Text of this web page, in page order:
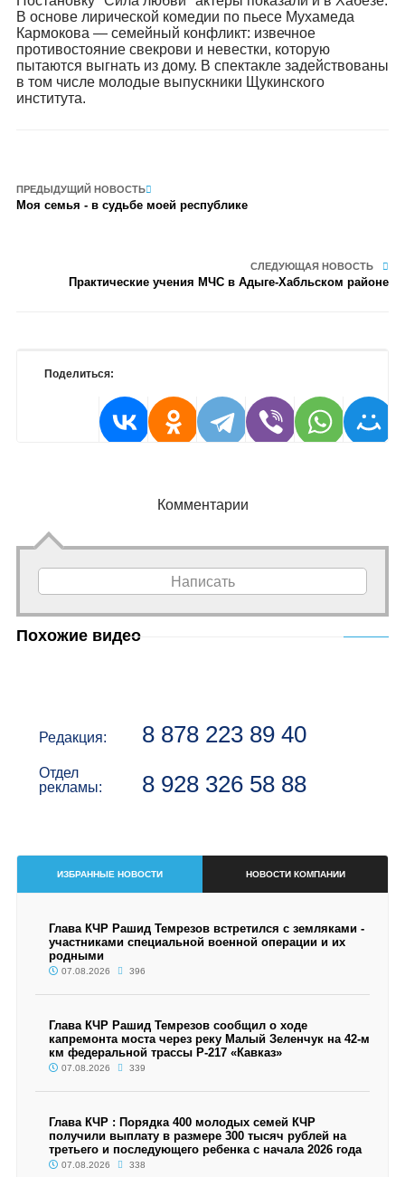
В основе лирической комедии по пьесе Мухамеда
Кармокова — семейный конфликт: извечное
противостояние свекрови и невестки, которую
пытаются выгнать из дому. В спектакле задействованы
в том числе молодые выпускники Щукинского
института.
ПРЕДЫДУЩИЙ НОВОСТЬ
Моя семья - в судьбе моей республике
СЛЕДУЮЩАЯ НОВОСТЬ
Практические учения МЧС в Адыге-Хабльском районе
Поделиться:
Комментарии
Написать
Похожие видео
Редакция: 8 878 223 89 40
Отдел
рекламы:
8 928 326 58 88
ИЗБРАННЫЕ НОВОСТИ НОВОСТИ КОМПАНИИ
Глава КЧР Рашид Темрезов встретился с земляками -
участниками специальной военной операции и их
родными
07.08.2026 396
Глава КЧР Рашид Темрезов сообщил о ходе
капремонта моста через реку Малый Зеленчук на 42-м
км федеральной трассы Р-217 «Кавказ»
07.08.2026 339
Глава КЧР : Порядка 400 молодых семей КЧР
получили выплату в размере 300 тысяч рублей на
третьего и последующего ребенка с начала 2026 года
07.08.2026 338